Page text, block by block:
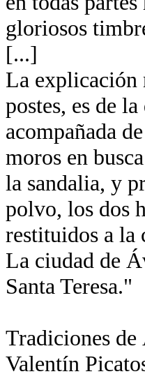
gloriosos
[...]
La explicación
postes, es de
acompañada
moros en
la sandalia, y
polvo, los dos
restituidos a la
La ciudad de
Santa Teresa."
Tradiciones
Valentín